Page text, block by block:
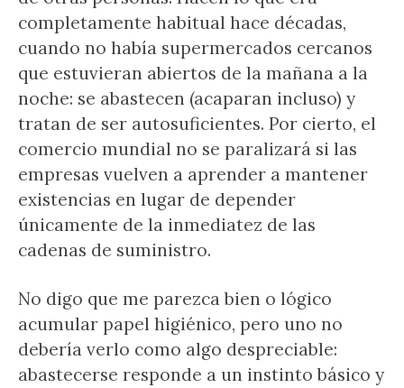
completamente habitual hace décadas,
cuando no había supermercados cercanos
que estuvieran abiertos de la mañana a la
noche: se abastecen (acaparan incluso) y
tratan de ser autosuficientes. Por cierto, el
comercio mundial no se paralizará si las
empresas vuelven a aprender a mantener
existencias en lugar de depender
únicamente de la inmediatez de las
cadenas de suministro.
No digo que me parezca bien o lógico
acumular papel higiénico, pero uno no
debería verlo como algo despreciable:
abastecerse responde a un instinto básico y